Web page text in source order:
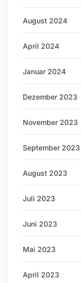
August 2024
April 2024
Januar 2024
Dezember 2023
November 2023
September 2023
August 2023
Juli 2023
Juni 2023
Mai 2023
April 2023